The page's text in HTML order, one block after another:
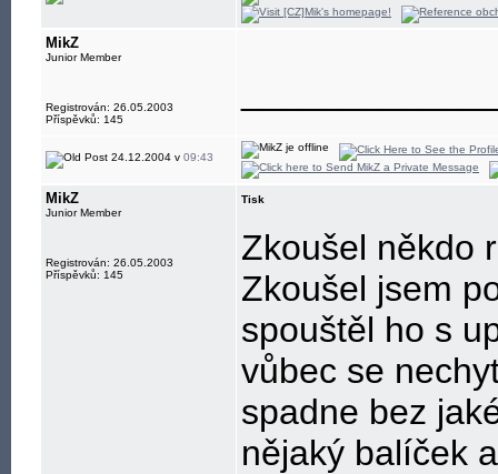
MikZ
Junior Member
Registrován: 26.05.2003
Příspěvků: 145
24.12.2004 v 09:43
MikZ
Junior Member
Registrován: 26.05.2003
Příspěvků: 145
Tisk
Zkoušel někdo
Zkoušel jsem
spouštěl ho s
vůbec se
spadne bez
nějaký balíček